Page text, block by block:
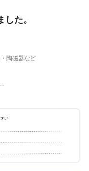
た。
陶磁器など